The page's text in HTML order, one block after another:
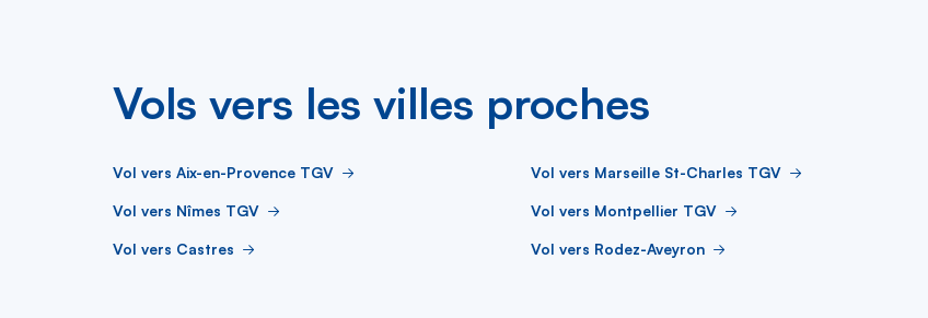
Vols vers les villes proches
Vol vers Aix-en-Provence TGV Vol vers Marseille St-Charles TGV
Vol vers Nîmes TGV Vol vers Montpellier TGV
Vol vers Castres Vol vers Rodez-Aveyron